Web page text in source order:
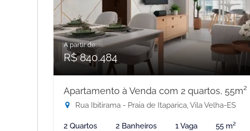
A partir de:
R$ 840.484
Apartamento à Venda com 2 quartos, 55m²
Rua Ibitirama - Praia de Itaparica, Vila Velha-ES
2 Quartos 2 Banheiros 1 Vaga 55 m²